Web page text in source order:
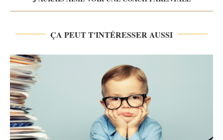
ÇA PEUT T'INTÉRESSER AUSSI